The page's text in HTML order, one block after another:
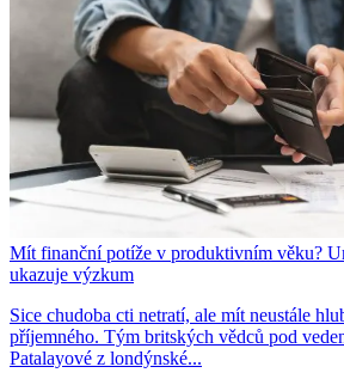
Mít finanční potíže v produktivním věku?
ukazuje výzkum
Sice chudoba cti netratí, ale mít neustále
příjemného. Tým britských vědců pod
Patalayové z londýnské...